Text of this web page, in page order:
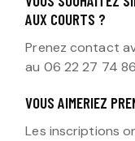
AUX COURTS ?
Prenez contact
au 06 22 27 74 86
VOUS AIMERIEZ
Les inscriptions